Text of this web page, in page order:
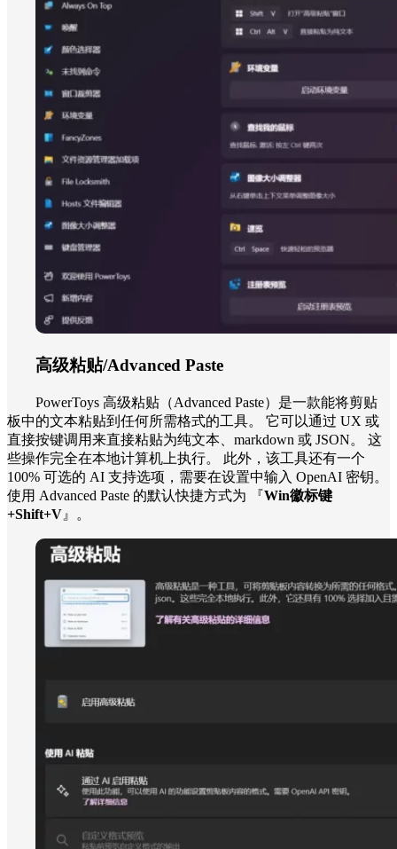
高级粘贴/Advanced Paste
PowerToys 高级粘贴（Advanced Paste）是一款能将剪贴
板中的文本粘贴到任何所需格式的工具。 它可以通过 UX 或
直接按键调用来直接粘贴为纯文本、markdown 或 JSON。 这
些操作完全在本地计算机上执行。 此外，该工具还有一个
100% 可选的 AI 支持选项，需要在设置中输入 OpenAI 密钥。
使用 Advanced Paste 的默认快捷方式为 『Win徽标键
+Shift+V 』。